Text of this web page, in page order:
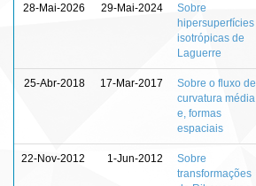
28-Mai-2026 29-Mai-2024
Sobre
hipersuperfícies
isotrópicas de
Laguerre
25-Abr-2018 17-Mar-2017
Sobre o fluxo de
curvatura média
e, formas
espaciais
22-Nov-2012 1-Jun-2012
Sobre
transformações